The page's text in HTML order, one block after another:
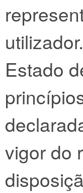
Estado
vigor do